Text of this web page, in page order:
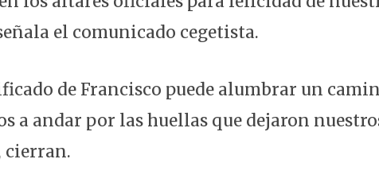
el comunicado cegetista.
de Francisco puede alumbrar un
a andar por las huellas que dejaron
cierran.